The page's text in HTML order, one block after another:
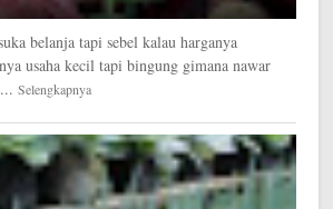
belanja tapi sebel kalau harganya
usaha kecil tapi bingung gimana nawar
Selengkapnya